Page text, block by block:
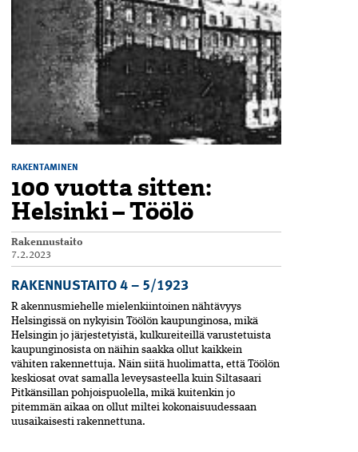
RAKENTAMINEN
100 vuotta sitten:
Helsinki – Töölö
Rakennustaito
7.2.2023
RAKENNUSTAITO 4 – 5/1923
R akennusmiehelle mielenkiintoinen nähtävyys
Helsingissä on nykyisin Töölön kaupunginosa, mikä
Helsingin jo järjestetyistä, kulkureiteillä varustetuista
kaupunginosista on näihin saakka ollut kaikkein
vähiten rakennettuja. Näin siitä­ huolimatta, että Töölön
keskiosat ovat samalla leveys­asteella kuin Siltasaari
Pitkänsillan pohjoispuolella, mikä kuitenkin jo
pitemmän ­aikaa on ollut miltei kokonaisuudessaan
uusaikaisesti rakennettuna.